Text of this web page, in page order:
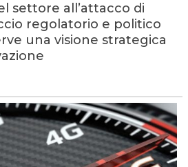
settore all’attacco di
regolatorio e politico
una visione strategica